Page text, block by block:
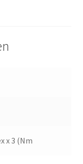
x 3 (Nm